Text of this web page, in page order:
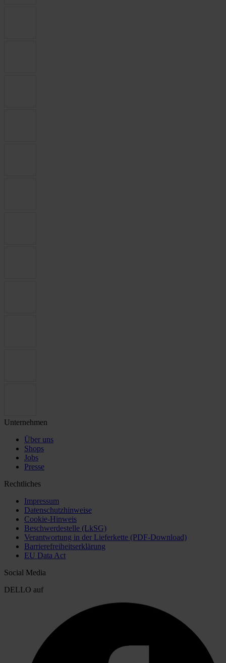
Unternehmen
Über uns
Shops
Jobs
Presse
Rechtliches
Impressum
Datenschutzhinweise
Cookie-Hinweis
Beschwerdestelle (LkSG)
Verantwortung in der Lieferkette (PDF-Download)
Barrierefreiheitserklärung
EU Data Act
Social Media
DELLO auf